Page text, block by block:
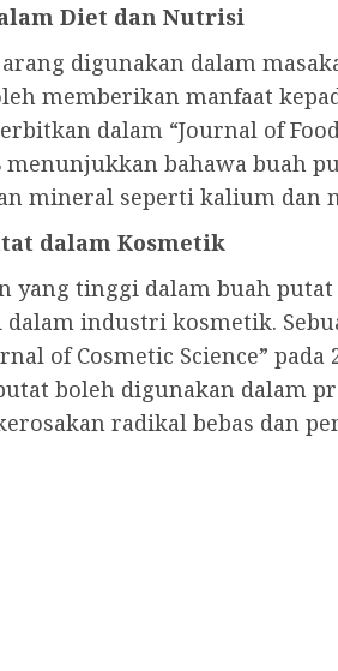
Diet dan Nutrisi
digunakan dalam
memberikan manfaat
dalam “Journal of
menunjukkan bahawa buah
mineral seperti kalium dan
dalam Kosmetik
yang tinggi dalam buah
industri kosmetik.
of Cosmetic Science” pada
boleh digunakan dalam
radikal bebas dan